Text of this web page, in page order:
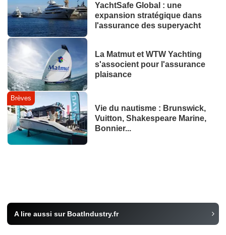
YachtSafe Global : une
expansion stratégique dans
l'assurance des superyacht
La Matmut et WTW Yachting
s'associent pour l'assurance
plaisance
Brèves
Vie du nautisme : Brunswick,
Vuitton, Shakespeare Marine,
Bonnier...
A lire aussi sur BoatIndustry.fr